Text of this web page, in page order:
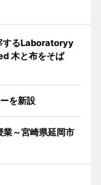
するLaboratoryy
木と布をそば
を新設
～宮崎県延岡市